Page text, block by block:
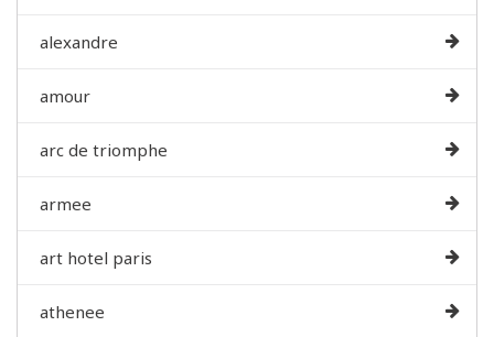
alexandre
amour
arc de triomphe
armee
art hotel paris
athenee